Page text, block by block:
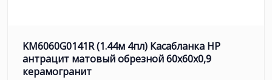
KM6060G0141R (1.44м 4пл) Касабланка HP
антрацит матовый обрезной 60x60x0,9
керамогранит